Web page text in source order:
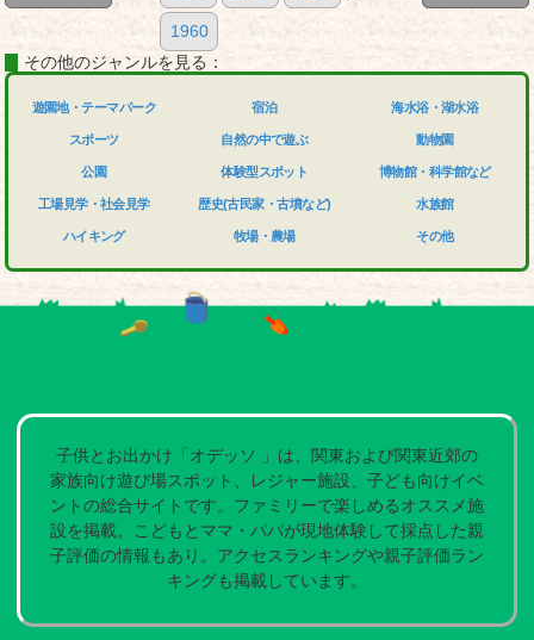
1960
その他のジャンルを見る：
遊園地・テーマパーク
スポーツ
公園
工場見学・社会見学
ハイキング
宿泊
自然の中で遊ぶ
体験型スポット
歴史(古民家・古墳など)
牧場・農場
海水浴・湖水浴
動物園
博物館・科学館など
水族館
その他
子供とお出かけ「オデッソ 」は、関東および関東近郊の
家族向け遊び場スポット、レジャー施設、子ども向けイベ
ントの総合サイトです。ファミリーで楽しめるオススメ施
設を掲載。こどもとママ・パパが現地体験して採点した親
子評価の情報もあり。アクセスランキングや親子評価ラン
キングも掲載しています。